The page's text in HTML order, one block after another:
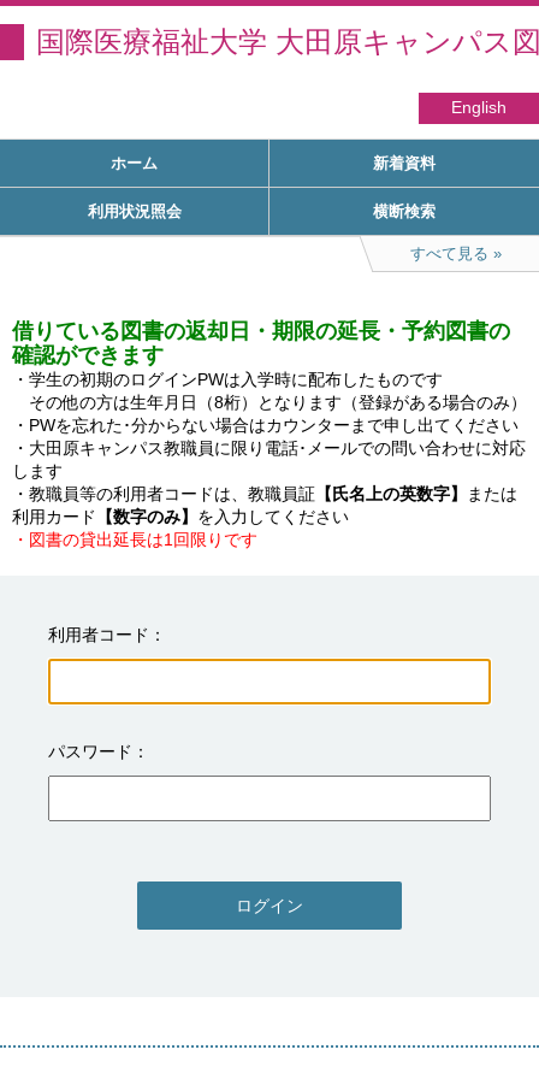
国際医療福祉大学 大田原キャンパス
English
ホーム 新着資料
利用状況照会 横断検索
すべて見る
借りている図書の返却日・期限の延長・予約図書の
確認ができます
・学生の初期のログインPWは入学時に配布したものです
その他の方は生年月日（8桁）となります（登録がある場合のみ）
・PWを忘れた･分からない場合はカウンターまで申し出てください
・大田原キャンパス教職員に限り電話･メールでの問い合わせに対応
します
・教職員等の利用者コードは、教職員証 【氏名上の英数字】
または
利用カード
【数字のみ】
・図書の貸出延長は1回限りです
利用者コード
パスワード
ログイン